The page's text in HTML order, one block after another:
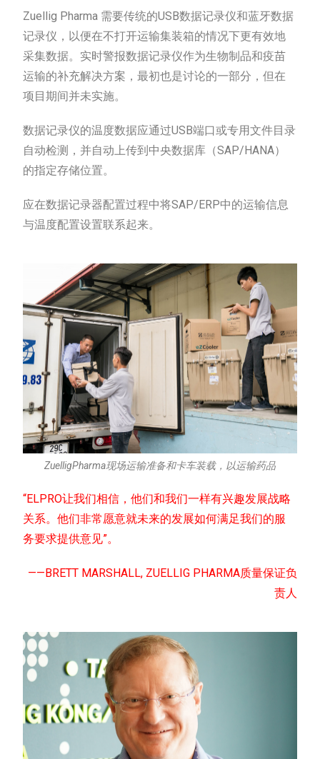
Zuellig Pharma 需要传统的USB数据记录仪和蓝牙数据
记录仪，以便在不打开运输集装箱的情况下更有效地
采集数据。实时警报数据记录仪作为生物制品和疫苗
运输的补充解决方案，最初也是讨论的一部分，但在
项目期间并未实施。
数据记录仪的温度数据应通过USB端口或专用文件目录
自动检测，并自动上传到中央数据库（SAP/HANA）
的指定存储位置。
应在数据记录器配置过程中将SAP/ERP中的运输信息
与温度配置设置联系起来。
ZuelligPharma现场运输准备和卡车装载，以运输药品
“ELPRO让我们相信，他们和我们一样有兴趣发展战略
关系。他们非常愿意就未来的发展如何满足我们的服
务要求提供意见”。
——BRETT MARSHALL, ZUELLIG PHARMA质量保证负
责人